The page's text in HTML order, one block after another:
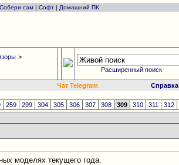
Собери сам | Софт | Домашний ПК
>
Расширенный поиск
Чат Telegram Справка
259 299 304 305 306 307 308 309 310 311 312
моделях текущего года.